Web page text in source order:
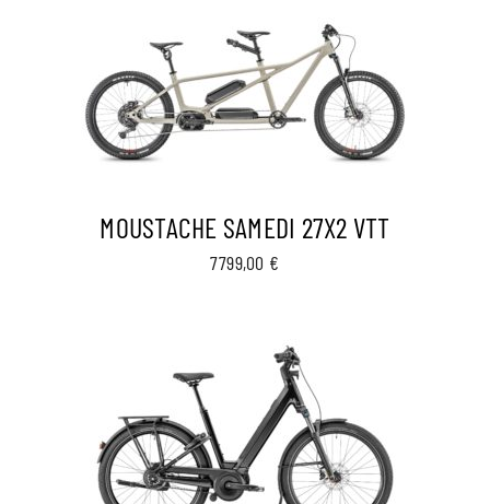
MOUSTACHE SAMEDI 27X2 VTT
7799,00 €